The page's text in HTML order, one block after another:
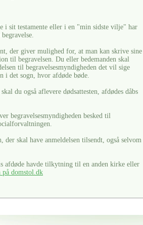
i sit testamente eller i en "min sidste vilje" har
der giver mulighed for, at man kan skrive sine
til begravelsen. Du eller bedemanden skal
til begravelsesmyndigheden det vil sige
i det sogn, hvor afdøde bøde.
du også aflevere dødsattesten, afdødes dåbs
begravelsesmyndigheden besked til
der skal have anmeldelsen tilsendt, også selvom
afdøde havde tilkytning til en anden kirke eller
domstol.dk